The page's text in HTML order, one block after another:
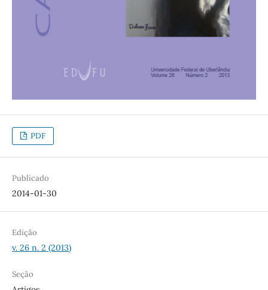
PDF
Publicado
2014-01-30
Edição
v. 26 n. 2 (2013)
Seção